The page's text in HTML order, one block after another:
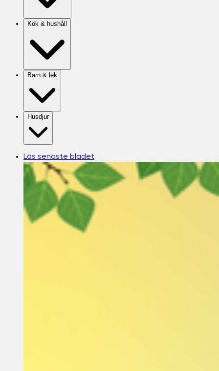
Kök & hushåll
Barn & lek
Husdjur
Läs senaste bladet